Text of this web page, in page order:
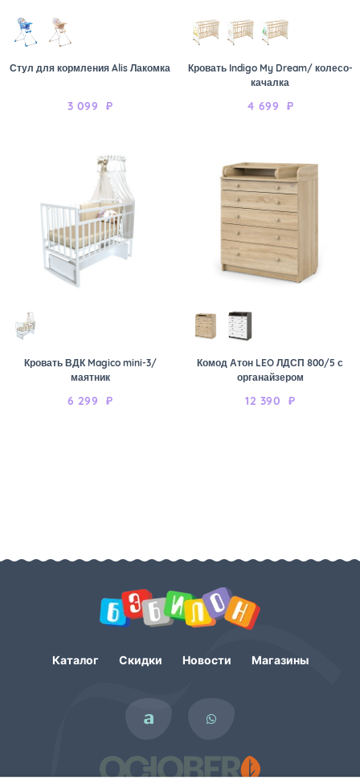
Стул для кормления Alis Лакомка
3 099 ₽
Кровать Indigo My Dream/ колесо-
качалка
4 699 ₽
Кровать ВДК Magico mini-3/
маятник
6 299 ₽
Комод Атон LEO ЛДСП 800/5 с
органайзером
12 390 ₽
Каталог Скидки Новости Магазины